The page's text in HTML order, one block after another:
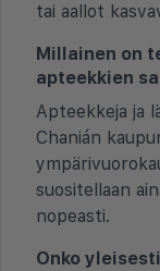
tai aallot
Millainen on
apteekkien
Apteekkeja ja
Chanián
suositellaan
nopeasti.
Onko